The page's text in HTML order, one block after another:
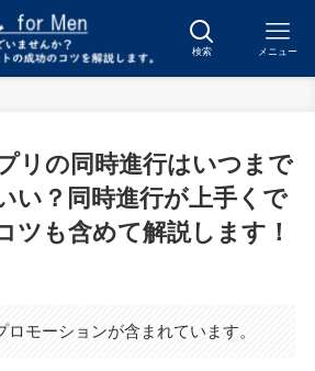
検索 メニュー
リの同時進行はいつまで
い？同時進行が上手くで
ツも含めて解説します！
ロモーションが含まれています。